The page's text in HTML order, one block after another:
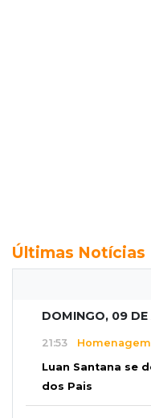
Últimas Notícias
DOMINGO, 09
21:53 Homenagem
Luan Santana se
dos Pais